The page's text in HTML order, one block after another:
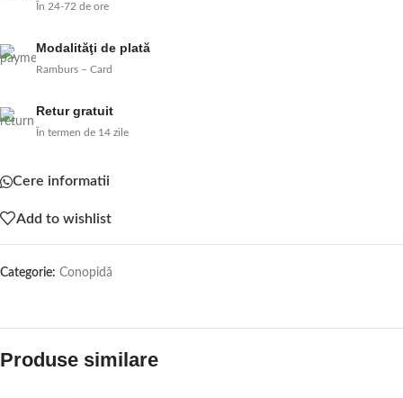
În 24-72 de ore
Modalităţi de plată
Ramburs – Card
Retur gratuit
În termen de 14 zile
Cere informatii
Add to wishlist
Categorie: Conopidă
Produse similare